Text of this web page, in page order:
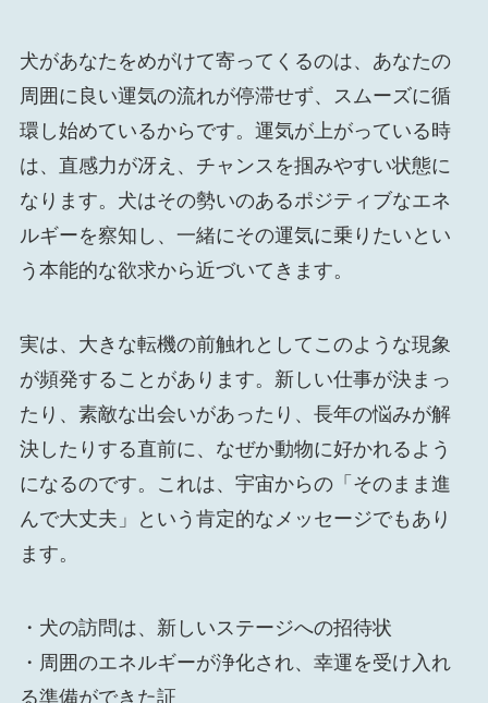
犬があなたをめがけて寄ってくるのは、あなたの
周囲に良い運気の流れが停滞せず、スムーズに循
環し始めているからです。運気が上がっている時
は、直感力が冴え、チャンスを掴みやすい状態に
なります。犬はその勢いのあるポジティブなエネ
ルギーを察知し、一緒にその運気に乗りたいとい
う本能的な欲求から近づいてきます。
実は、大きな転機の前触れとしてこのような現象
が頻発することがあります。新しい仕事が決まっ
たり、素敵な出会いがあったり、長年の悩みが解
決したりする直前に、なぜか動物に好かれるよう
になるのです。これは、宇宙からの「そのまま進
んで大丈夫」という肯定的なメッセージでもあり
ます。
・犬の訪問は、新しいステージへの招待状
・周囲のエネルギーが浄化され、幸運を受け入れ
る準備ができた証